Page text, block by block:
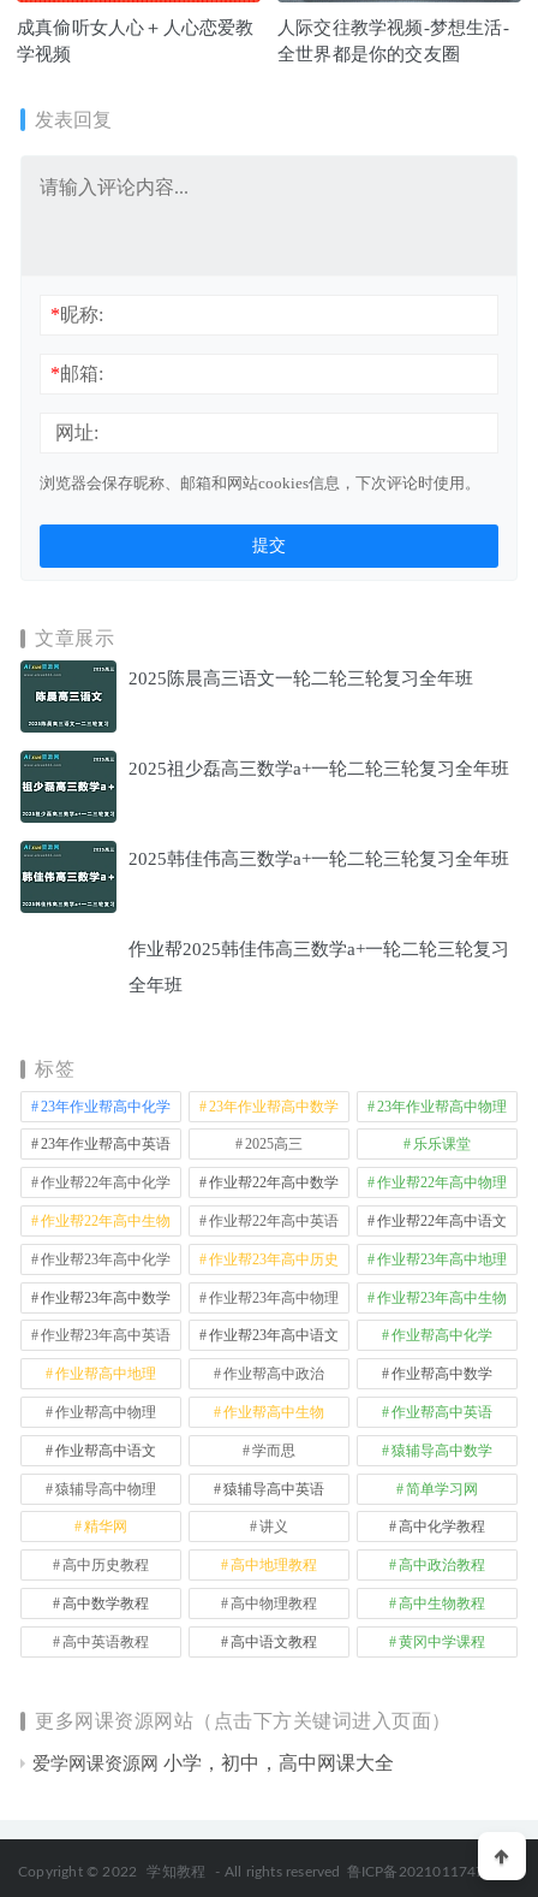
成真偷听女人心＋人心恋爱教
学视频
人际交往教学视频-梦想生活-
全世界都是你的交友圈
发表回复
*昵称:
*邮箱:
网址:
浏览器会保存昵称、邮箱和网站cookies信息，下次评论时使用。
文章展示
2025陈晨高三语文一轮二轮三轮复习全年班
2025祖少磊高三数学a+一轮二轮三轮复习全年班
2025韩佳伟高三数学a+一轮二轮三轮复习全年班
作业帮2025韩佳伟高三数学a+一轮二轮三轮复习
全年班
标签
23年作业帮高中化学 23年作业帮高中数学 23年作业帮高中物理
23年作业帮高中英语 2025高三 乐乐课堂
作业帮22年高中化学 作业帮22年高中数学 作业帮22年高中物理
作业帮22年高中生物 作业帮22年高中英语 作业帮22年高中语文
作业帮23年高中化学 作业帮23年高中历史 作业帮23年高中地理
作业帮23年高中数学 作业帮23年高中物理 作业帮23年高中生物
作业帮23年高中英语 作业帮23年高中语文 作业帮高中化学
作业帮高中地理 作业帮高中政治 作业帮高中数学
作业帮高中物理 作业帮高中生物 作业帮高中英语
作业帮高中语文 学而思 猿辅导高中数学
猿辅导高中物理 猿辅导高中英语 简单学习网
精华网 讲义 高中化学教程
高中历史教程 高中地理教程 高中政治教程
高中数学教程 高中物理教程 高中生物教程
高中英语教程 高中语文教程 黄冈中学课程
更多网课资源网站（点击下方关键词进入页面）
爱学网课资源网 小学，初中，高中网课大全
Copyright © 2022 学知教程 - All rights reserved 鲁ICP备2021011747号-2